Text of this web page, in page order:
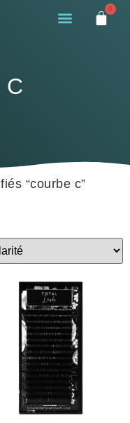
0
C
“courbe c”